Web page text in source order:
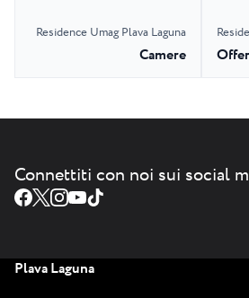
Residence Umag Plava Laguna
Camere
Connettiti con noi sui social
Plava Laguna